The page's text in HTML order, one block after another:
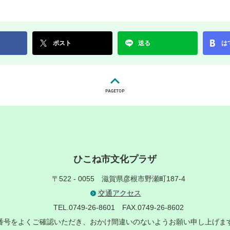
ポスト 送る は
ひこね市文化プラザ
〒522 - 0055 滋賀県彦根市野瀬町187-4
交通アクセス
TEL.0749-26-8601 FAX.0749-26-8602
をよくご確認いただき、おかけ間違いのないようお願い申し上げま